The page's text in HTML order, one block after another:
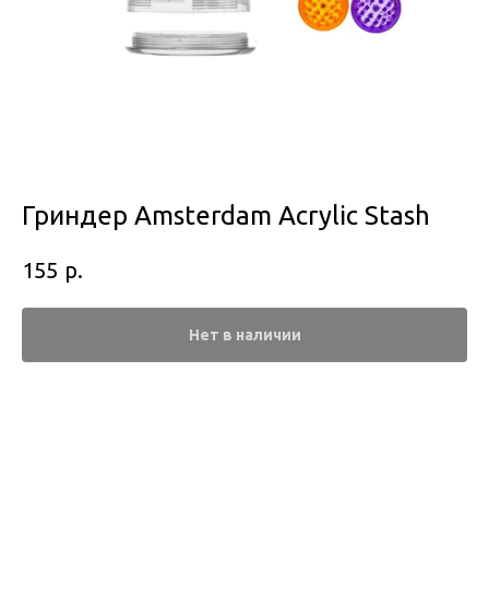
Гриндер Amsterdam Acrylic Stash
155 р.
Нет в наличии